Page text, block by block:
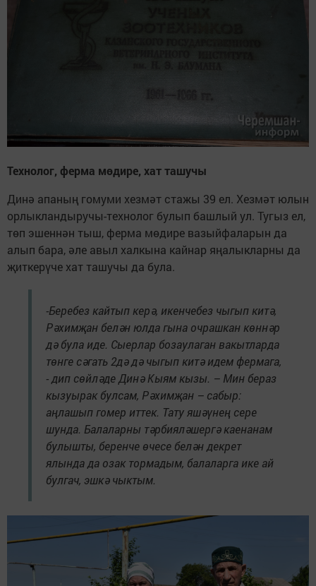
Технолог, ферма мөдире, хат ташучы
Динә апаның гомуми хезмәт стажы 39 ел. Хезмәт юлын
орлыкландыручы-технолог булып башлый ул. Тугыз ел,
төп эшеннән тыш, ферма мөдире вазыйфаларын да
алып бара, әле авыл халкына кайнар яңалыкларны да
җиткерүче хат ташучы да була.
-Беребез кайтып керә, икенчебез чыгып китә,
Рәхимҗан белән юлда гына очрашкан көннәр
дә була иде. Сыерлар бозаулаган вакытларда
төнге сәгать 2дә дә чыгып китә идем фермага,
- дип сөйләде Динә Кыям кызы. – Мин бераз
кызуырак булсам, Рәхимҗан – сабыр:
аңлашып гомер иттек. Тату яшәүнең сере
шунда. Балаларны тәрбияләшергә каенанам
булышты, беренче өчесе белән декрет
ялында да озак тормадым, балаларга ике ай
булгач, эшкә чыктым.